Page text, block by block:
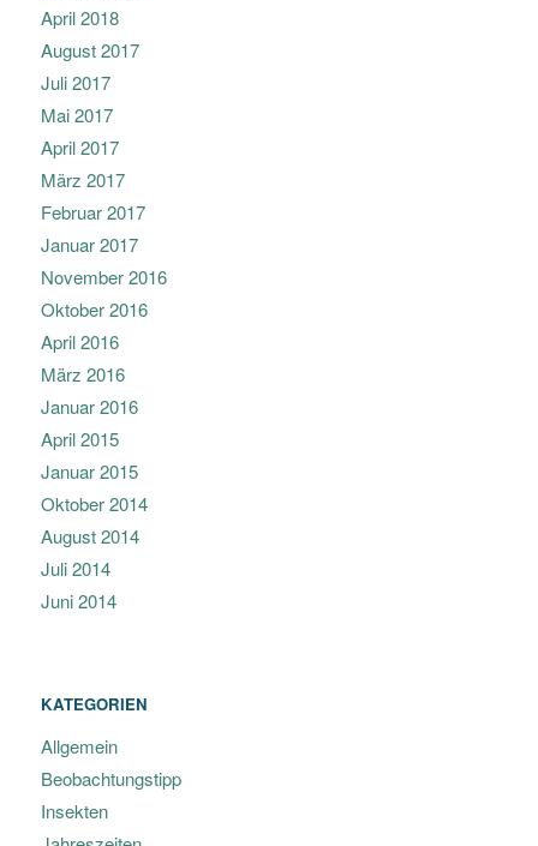
April 2018
August 2017
Juli 2017
Mai 2017
April 2017
März 2017
Februar 2017
Januar 2017
November 2016
Oktober 2016
April 2016
März 2016
Januar 2016
April 2015
Januar 2015
Oktober 2014
August 2014
Juli 2014
Juni 2014
KATEGORIEN
Allgemein
Beobachtungstipp
Insekten